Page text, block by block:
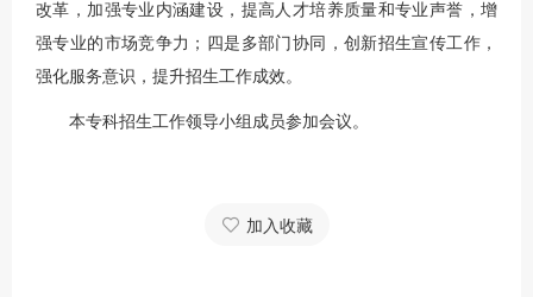
改革，加强专业内涵建设，提高人才培养质量和专业声誉，增
强专业的市场竞争力；四是多部门协同，创新招生宣传工作，
强化服务意识，提升招生工作成效。
本专科招生工作领导小组成员参加会议。
加入收藏